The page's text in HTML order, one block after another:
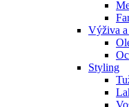
Výživa a
Styling